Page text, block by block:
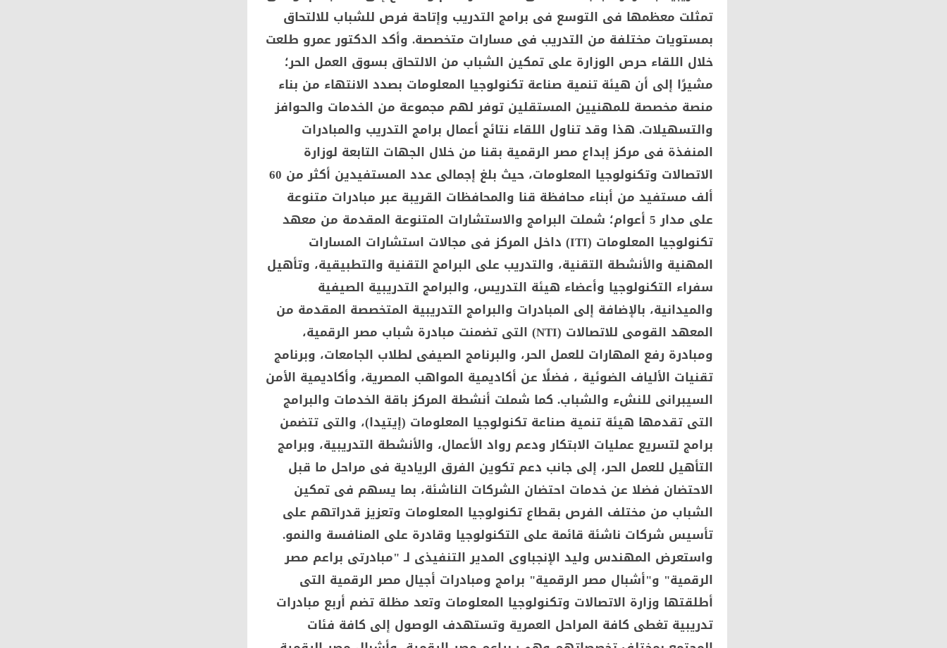
تمثلت معظمها فى التوسع فى برامج التدريب وإتاحة فرص للشباب للالتحاق
بمستويات مختلفة من التدريب فى مسارات متخصصة. وأكد الدكتور عمرو طلعت
خلال اللقاء حرص الوزارة على تمكين الشباب من الالتحاق بسوق العمل الحر؛
مشيرًا إلى أن هيئة تنمية صناعة تكنولوجيا المعلومات بصدد الانتهاء من بناء
منصة مخصصة للمهنيين المستقلين توفر لهم مجموعة من الخدمات والحوافز
والتسهيلات. هذا وقد تناول اللقاء نتائج أعمال برامج التدريب والمبادرات
المنفذة فى مركز إبداع مصر الرقمية بقنا من خلال الجهات التابعة لوزارة
الاتصالات وتكنولوجيا المعلومات، حيث بلغ إجمالى عدد المستفيدين أكثر من 60
ألف مستفيد من أبناء محافظة قنا والمحافظات القريبة عبر مبادرات متنوعة
على مدار 5 أعوام؛ شملت البرامج والاستشارات المتنوعة المقدمة من معهد
تكنولوجيا المعلومات (ITI) داخل المركز فى مجالات استشارات المسارات
المهنية والأنشطة التقنية، والتدريب على البرامج التقنية والتطبيقية، وتأهيل
سفراء التكنولوجيا وأعضاء هيئة التدريس، والبرامج التدريبية الصيفية
والميدانية، بالإضافة إلى المبادرات والبرامج التدريبية المتخصصة المقدمة من
المعهد القومى للاتصالات (NTI) التى تضمنت مبادرة شباب مصر الرقمية،
ومبادرة رفع المهارات للعمل الحر، والبرنامج الصيفى لطلاب الجامعات، وبرنامج
تقنيات الألياف الضوئية ، فضلًا عن أكاديمية المواهب المصرية، وأكاديمية الأمن
السيبرانى للنشء والشباب. كما شملت أنشطة المركز باقة الخدمات والبرامج
التى تقدمها هيئة تنمية صناعة تكنولوجيا المعلومات (إيتيدا)، والتى تتضمن
برامج لتسريع عمليات الابتكار ودعم رواد الأعمال، والأنشطة التدريبية، وبرامج
التأهيل للعمل الحر، إلى جانب دعم تكوين الفرق الريادية فى مراحل ما قبل
الاحتضان فضلا عن خدمات احتضان الشركات الناشئة، بما يسهم فى تمكين
الشباب من مختلف الفرص بقطاع تكنولوجيا المعلومات وتعزيز قدراتهم على
تأسيس شركات ناشئة قائمة على التكنولوجيا وقادرة على المنافسة والنمو.
واستعرض المهندس وليد الإنجباوى المدير التنفيذى لـ "مبادرتى براعم مصر
الرقمية" و"أشبال مصر الرقمية" برامج ومبادرات أجيال مصر الرقمية التى
أطلقتها وزارة الاتصالات وتكنولوجيا المعلومات وتعد مظلة تضم أربع مبادرات
تدريبية تغطى كافة المراحل العمرية وتستهدف الوصول إلى كافة فئات